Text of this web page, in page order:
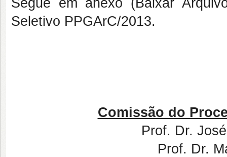
Segue em anexo (Baixar
Seletivo PPGArC/2013.
Comissão do
Prof. Dr.
Prof. Dr.